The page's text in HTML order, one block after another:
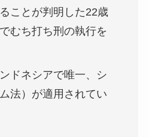
ことが判明した22歳
むち打ち刑の執行を
ドネシアで唯一、シ
法）が適用されてい